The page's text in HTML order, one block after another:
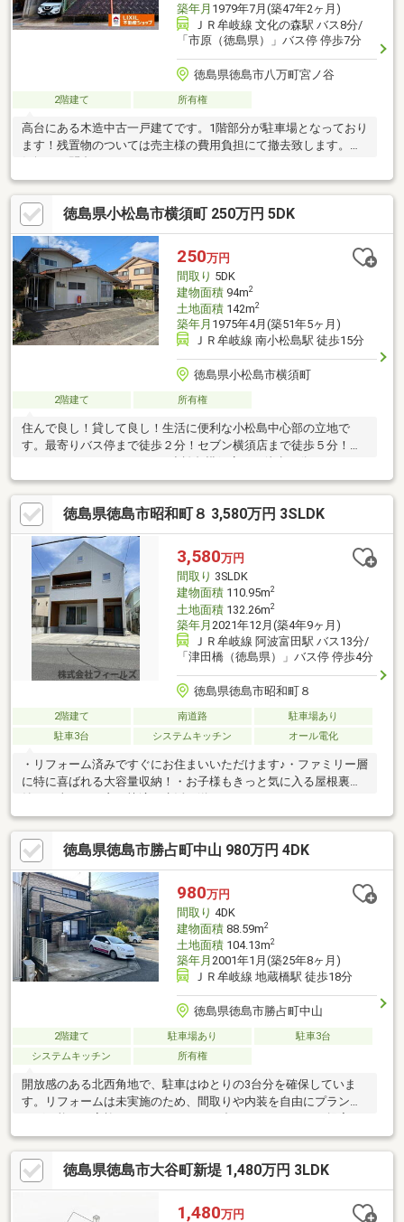
築年月 1979年7月(築47年2ヶ月)
ＪＲ牟岐線 文化の森駅 バス8分/
「市原（徳島県）」バス停 停歩7分
徳島県徳島市八万町宮ノ谷
2階建て 所有権
高台にある木造中古一戸建てです。1階部分が駐車場となっており
ます！残置物のついては売主様の費用負担にて撤去致します。お
徳島県小松島市横須町 250万円 5DK
250万円
間取り 5DK
建物面積94m2
土地面積142m2
築年月 1975年4月(築51年5ヶ月)
ＪＲ牟岐線 南小松島駅 徒歩15分
徳島県小松島市横須町
2階建て 所有権
住んで良し！貸して良し！生活に便利な小松島中心部の立地で
す。最寄りバス停まで徒歩２分！セブン横須店まで徒歩５分！
ｍ）
徳島県徳島市昭和町８ 3,580万円 3SLDK
3,580万円
間取り 3SLDK
建物面積110.95m2
土地面積132.26m2
築年月 2021年12月(築4年9ヶ月)
ＪＲ牟岐線 阿波富田駅 バス13分/
「津田橋（徳島県）」バス停 停歩4分
徳島県徳島市昭和町８
2階建て 南道路
駐車場あり
駐車3台
システムキッチン オール電化
・リフォーム済みですぐにお住まいいただけます♪・ファミリー層
に特に喜ばれる大容量収納！・お子様もきっと気に入る屋根裏収
徳島県徳島市勝占町中山 980万円 4DK
980万円
間取り 4DK
建物面積88.59m2
土地面積104.13m2
築年月 2001年1月(築25年8ヶ月)
ＪＲ牟岐線 地蔵橋駅 徒歩18分
徳島県徳島市勝占町中山
2階建て 駐車場あり
駐車3台
システムキッチン
所有権
開放感のある北西角地で、駐車はゆとりの3台分を確保していま
す。リフォームは未実施のため、間取りや内装を自由にプランニ
承ります。立地・環境・自由度を重視する方におすすめの一邸で
す
徳島県徳島市大谷町新堤 1,480万円 3LDK
1,480万円